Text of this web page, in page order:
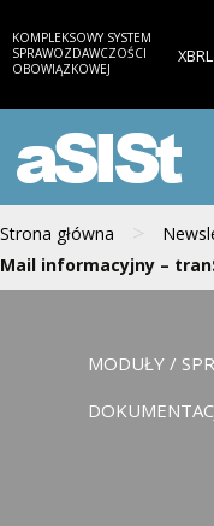
KOMPLEKSOWY SYSTEM
SPRAWOZDAWCZOŚCI
OBOWIĄZKOWEJ
aSISt
Strona główna >
Mail informacyjny –
MODUŁY /